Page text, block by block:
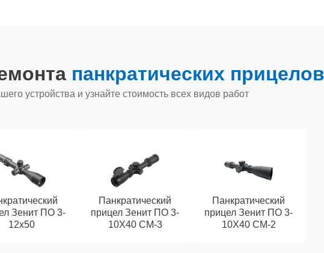
панкратических
устройства и узнайте стоимость всех видов работ
Зенит ПO 3-
12x50
Панкратический
прицел Зенит ПО 3-
10Х40 СМ-3
Панкратический
прицел Зенит ПО 3-
10Х40 СМ-2